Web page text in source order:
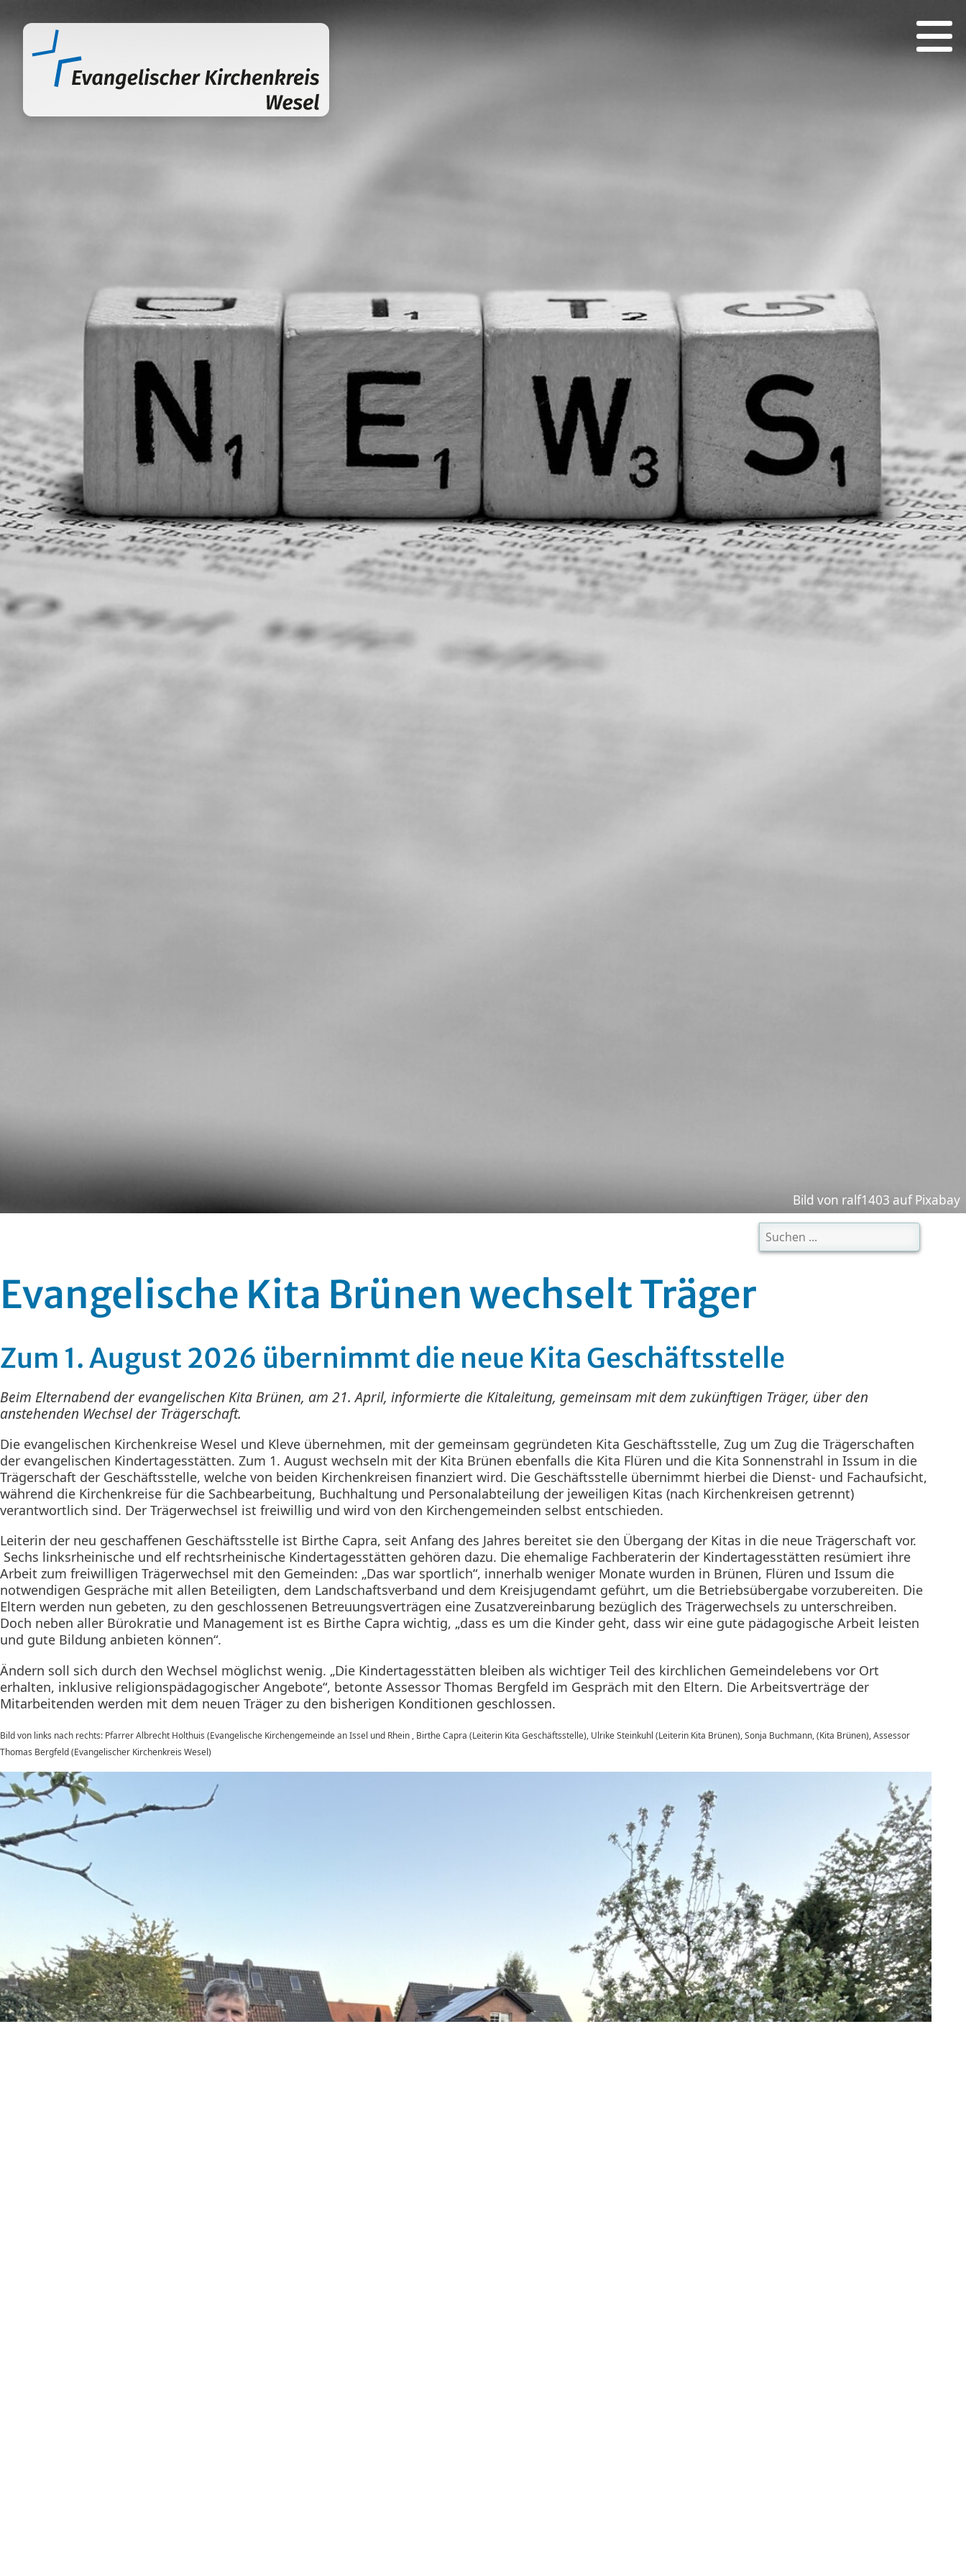
Bild von ralf1403 auf Pixabay
Evangelische Kita Brünen wechselt Träger
Zum 1. August 2026 übernimmt die neue Kita Geschäftsstelle
Beim Elternabend der evangelischen Kita Brünen, am 21. April, informierte die Kitaleitung, gemeinsam mit dem zukünftigen Träger, über den
anstehenden Wechsel der Trägerschaft.
Die evangelischen Kirchenkreise Wesel und Kleve übernehmen, mit der gemeinsam gegründeten Kita Geschäftsstelle, Zug um Zug die Trägerschaften
der evangelischen Kindertagesstätten. Zum 1. August wechseln mit der Kita Brünen ebenfalls die Kita Flüren und die Kita Sonnenstrahl in Issum in die
Trägerschaft der Geschäftsstelle, welche von beiden Kirchenkreisen finanziert wird. Die Geschäftsstelle übernimmt hierbei die Dienst- und Fachaufsicht,
während die Kirchenkreise für die Sachbearbeitung, Buchhaltung und Personalabteilung der jeweiligen Kitas (nach Kirchenkreisen getrennt)
verantwortlich sind. Der Trägerwechsel ist freiwillig und wird von den Kirchengemeinden selbst entschieden.
Leiterin der neu geschaffenen Geschäftsstelle ist Birthe Capra, seit Anfang des Jahres bereitet sie den Übergang der Kitas in die neue Trägerschaft vor.
Sechs linksrheinische und elf rechtsrheinische Kindertagesstätten gehören dazu. Die ehemalige Fachberaterin der Kindertagesstätten resümiert ihre
Arbeit zum freiwilligen Trägerwechsel mit den Gemeinden: „Das war sportlich“, innerhalb weniger Monate wurden in Brünen, Flüren und Issum die
notwendigen Gespräche mit allen Beteiligten, dem Landschaftsverband und dem Kreisjugendamt geführt, um die Betriebsübergabe vorzubereiten. Die
Eltern werden nun gebeten, zu den geschlossenen Betreuungsverträgen eine Zusatzvereinbarung bezüglich des Trägerwechsels zu unterschreiben.
Doch neben aller Bürokratie und Management ist es Birthe Capra wichtig, „dass es um die Kinder geht, dass wir eine gute pädagogische Arbeit leisten
und gute Bildung anbieten können“.
Ändern soll sich durch den Wechsel möglichst wenig. „Die Kindertagesstätten bleiben als wichtiger Teil des kirchlichen Gemeindelebens vor Ort
erhalten, inklusive religionspädagogischer Angebote“, betonte Assessor Thomas Bergfeld im Gespräch mit den Eltern. Die Arbeitsverträge der
Mitarbeitenden werden mit dem neuen Träger zu den bisherigen Konditionen geschlossen.
Bild von links nach rechts: Pfarrer Albrecht Holthuis (Evangelische Kirchengemeinde an Issel und Rhein , Birthe Capra (Leiterin Kita Geschäftsstelle), Ulrike Steinkuhl (Leiterin Kita Brünen), Sonja Buchmann, (Kita Brünen), Assessor
Thomas Bergfeld (Evangelischer Kirchenkreis Wesel)